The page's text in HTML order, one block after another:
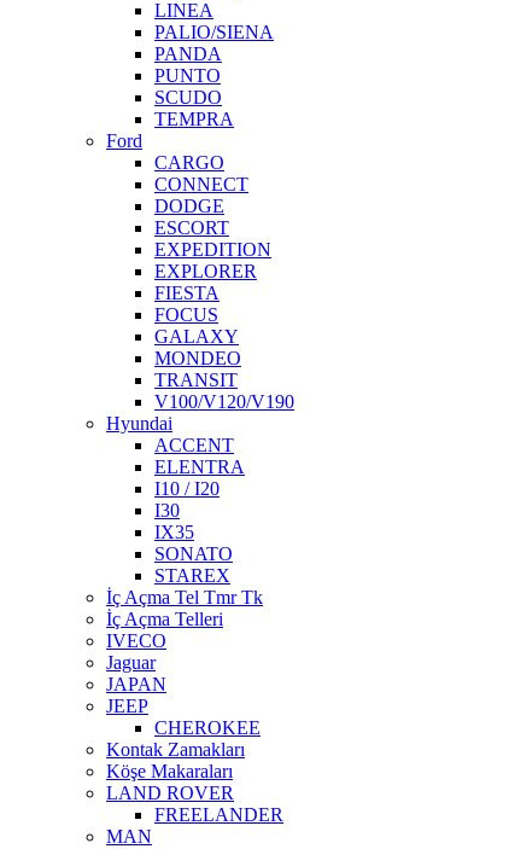
LINEA
PALIO/SIENA
PANDA
PUNTO
SCUDO
TEMPRA
Ford
CARGO
CONNECT
DODGE
ESCORT
EXPEDITION
EXPLORER
FIESTA
FOCUS
GALAXY
MONDEO
TRANSIT
V100/V120/V190
Hyundai
ACCENT
ELENTRA
I10 / I20
I30
IX35
SONATO
STAREX
İç Açma Tel Tmr Tk
İç Açma Telleri
IVECO
Jaguar
JAPAN
JEEP
CHEROKEE
Kontak Zamakları
Köşe Makaraları
LAND ROVER
FREELANDER
MAN